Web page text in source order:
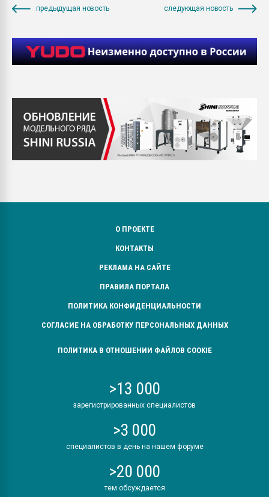
предыдущая новость следующая новость
О ПРОЕКТЕ
КОНТАКТЫ
РЕКЛАМА НА САЙТЕ
ПРАВИЛА ПОРТАЛА
ПОЛИТИКА КОНФИДЕНЦИАЛЬНОСТИ
СОГЛАСИЕ НА ОБРАБОТКУ ПЕРСОНАЛЬНЫХ ДАННЫХ
ПОЛИТИКА В ОТНОШЕНИИ ФАЙЛОВ COOKIE
>13 000
зарегистрированных специалистов
>3 000
специалистов в день на нашем форуме
>20 000
тем обсуждается